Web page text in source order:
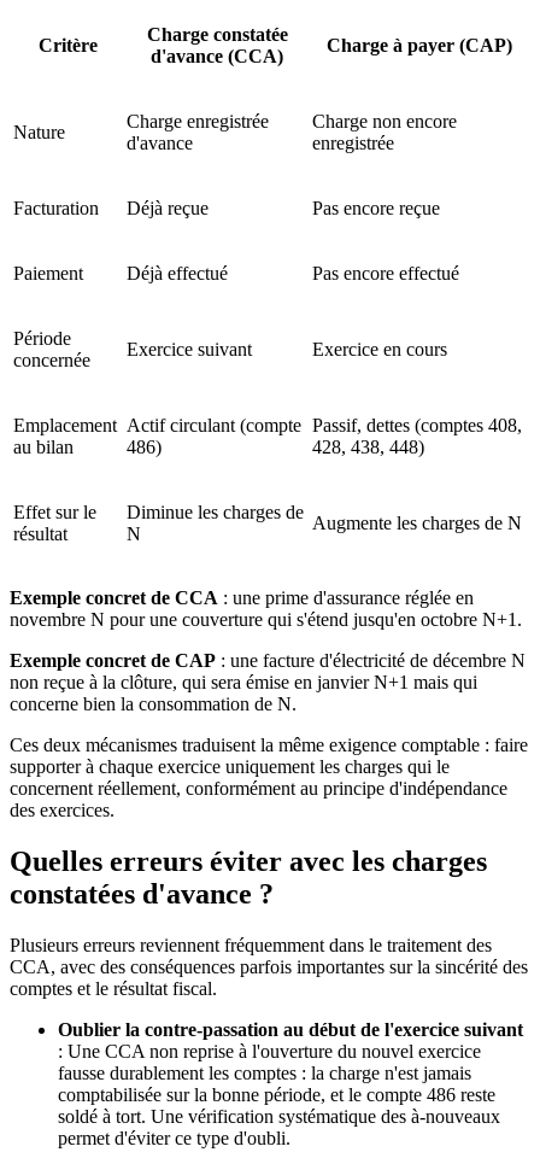
Critère
Charge constatée
d'avance (CCA)
Charge à payer (CAP)
Nature
Charge enregistrée
d'avance
Charge non encore
enregistrée
Facturation Déjà reçue Pas encore reçue
Paiement Déjà effectué Pas encore effectué
Période
concernée
Exercice suivant Exercice en cours
Emplacement
au bilan
Actif circulant (compte
486)
Passif, dettes (comptes 408,
428, 438, 448)
Effet sur le
résultat
Diminue les charges de
N
Augmente les charges de N
Exemple concret de CCA : une prime d'assurance réglée en
novembre N pour une couverture qui s'étend jusqu'en octobre N+1.
Exemple concret de CAP : une facture d'électricité de décembre N
non reçue à la clôture, qui sera émise en janvier N+1 mais qui
concerne bien la consommation de N.
Ces deux mécanismes traduisent la même exigence comptable : faire
supporter à chaque exercice uniquement les charges qui le
concernent réellement, conformément au principe d'indépendance
des exercices.
Quelles erreurs éviter avec les charges
constatées d'avance ?
Plusieurs erreurs reviennent fréquemment dans le traitement des
CCA, avec des conséquences parfois importantes sur la sincérité des
comptes et le résultat fiscal.
Oublier la contre-passation au début de l'exercice suivant
: Une CCA non reprise à l'ouverture du nouvel exercice
fausse durablement les comptes : la charge n'est jamais
comptabilisée sur la bonne période, et le compte 486 reste
soldé à tort. Une vérification systématique des à-nouveaux
permet d'éviter ce type d'oubli.